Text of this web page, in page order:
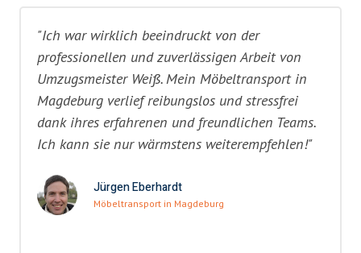
"Ich war wirklich beeindruckt von der
professionellen und zuverlässigen Arbeit von
Umzugsmeister Weiß. Mein Möbeltransport in
Magdeburg verlief reibungslos und stressfrei
dank ihres erfahrenen und freundlichen Teams.
Ich kann sie nur wärmstens weiterempfehlen!"
Jürgen Eberhardt
Möbeltransport in Magdeburg